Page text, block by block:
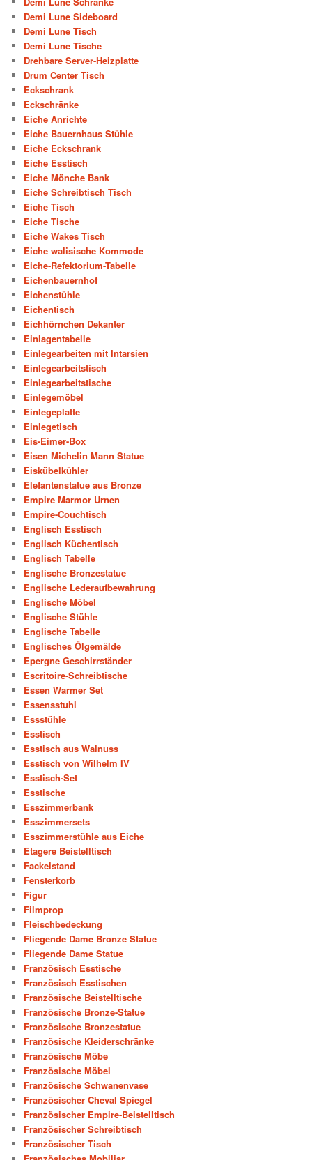
Demi Lune Sideboard
Demi Lune Tisch
Demi Lune Tische
Drehbare Server-Heizplatte
Drum Center Tisch
Eckschrank
Eckschränke
Eiche Anrichte
Eiche Bauernhaus Stühle
Eiche Eckschrank
Eiche Esstisch
Eiche Mönche Bank
Eiche Schreibtisch Tisch
Eiche Tisch
Eiche Tische
Eiche Wakes Tisch
Eiche walisische Kommode
Eiche-Refektorium-Tabelle
Eichenbauernhof
Eichenstühle
Eichentisch
Eichhörnchen Dekanter
Einlagentabelle
Einlegearbeiten mit Intarsien
Einlegearbeitstisch
Einlegearbeitstische
Einlegemöbel
Einlegeplatte
Einlegetisch
Eis-Eimer-Box
Eisen Michelin Mann Statue
Eiskübelkühler
Elefantenstatue aus Bronze
Empire Marmor Urnen
Empire-Couchtisch
Englisch Esstisch
Englisch Küchentisch
Englisch Tabelle
Englische Bronzestatue
Englische Lederaufbewahrung
Englische Möbel
Englische Stühle
Englische Tabelle
Englisches Ölgemälde
Epergne Geschirrständer
Escritoire-Schreibtische
Essen Warmer Set
Essensstuhl
Essstühle
Esstisch
Esstisch aus Walnuss
Esstisch von Wilhelm IV
Esstisch-Set
Esstische
Esszimmerbank
Esszimmersets
Esszimmerstühle aus Eiche
Etagere Beistelltisch
Fackelstand
Fensterkorb
Figur
Filmprop
Fleischbedeckung
Fliegende Dame Bronze Statue
Fliegende Dame Statue
Französisch Esstische
Französisch Esstischen
Französische Beistelltische
Französische Bronze-Statue
Französische Bronzestatue
Französische Kleiderschränke
Französische Möbe
Französische Möbel
Französische Schwanenvase
Französischer Cheval Spiegel
Französischer Empire-Beistelltisch
Französischer Schreibtisch
Französischer Tisch